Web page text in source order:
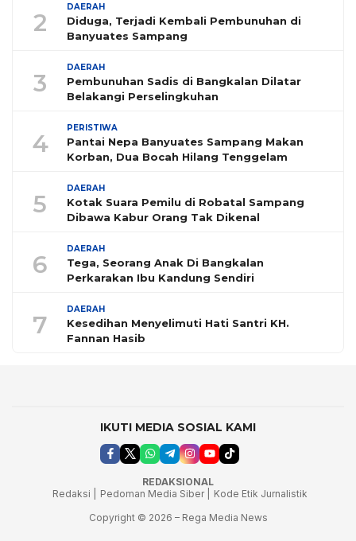
2
DAERAH
Diduga, Terjadi Kembali Pembunuhan di
Banyuates Sampang
3
DAERAH
Pembunuhan Sadis di Bangkalan Dilatar
Belakangi Perselingkuhan
4
PERISTIWA
Pantai Nepa Banyuates Sampang Makan
Korban, Dua Bocah Hilang Tenggelam
5
DAERAH
Kotak Suara Pemilu di Robatal Sampang
Dibawa Kabur Orang Tak Dikenal
6
DAERAH
Tega, Seorang Anak Di Bangkalan
Perkarakan Ibu Kandung Sendiri
7
DAERAH
Kesedihan Menyelimuti Hati Santri KH.
Fannan Hasib
IKUTI MEDIA SOSIAL KAMI
REDAKSIONAL
Redaksi |
Pedoman Media Siber |
Kode Etik Jurnalistik
Copyright © 2026 – Rega Media News